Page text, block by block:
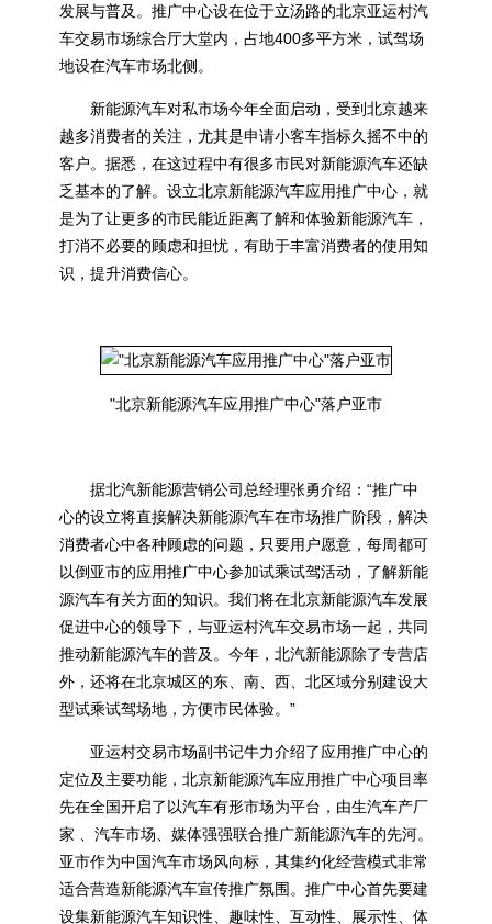
发展与普及。推广中心设在位于立汤路的北京亚运村汽
车交易市场综合厅大堂内，占地400多平方米，试驾场
地设在汽车市场北侧。
新能源汽车对私市场今年全面启动，受到北京越来
越多消费者的关注，尤其是申请小客车指标久摇不中的
客户。据悉，在这过程中有很多市民对新能源汽车还缺
乏基本的了解。设立北京新能源汽车应用推广中心，就
是为了让更多的市民能近距离了解和体验新能源汽车，
打消不必要的顾虑和担忧，有助于丰富消费者的使用知
识，提升消费信心。
"北京新能源汽车应用推广中心"落户亚市
据北汽新能源营销公司总经理张勇介绍：“推广中
心的设立将直接解决新能源汽车在市场推广阶段，解决
消费者心中各种顾虑的问题，只要用户愿意，每周都可
以倒亚市的应用推广中心参加试乘试驾活动，了解新能
源汽车有关方面的知识。我们将在北京新能源汽车发展
促进中心的领导下，与亚运村汽车交易市场一起，共同
推动新能源汽车的普及。今年，北汽新能源除了专营店
外，还将在北京城区的东、南、西、北区域分别建设大
型试乘试驾场地，方便市民体验。”
亚运村交易市场副书记牛力介绍了应用推广中心的
定位及主要功能，北京新能源汽车应用推广中心项目率
先在全国开启了以汽车有形市场为平台，由生汽车产厂
家 、汽车市场、媒体强强联合推广新能源汽车的先河。
亚市作为中国汽车市场风向标，其集约化经营模式非常
适合营造新能源汽车宣传推广氛围。推广中心首先要建
设集新能源汽车知识性、趣味性、互动性、展示性、体